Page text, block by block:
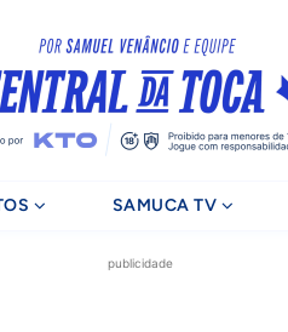
SAMUCA TV
publicidade